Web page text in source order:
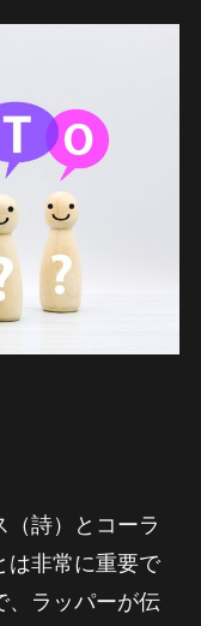
（詩）とコーラ
は非常に重要で
、ラッパーが伝